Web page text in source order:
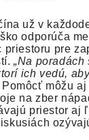
už v
odporúča
priestoru pre
„Na poradách
ich vedú,
môžu aj
na zber
priestor aj